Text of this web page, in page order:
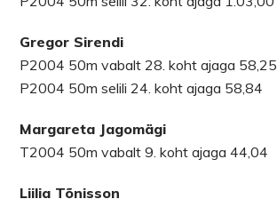
Gregor Sirendi
P2004 50m vabalt 28. koht ajaga 58,25
P2004 50m selili 24. koht ajaga 58,84
Margareta Jagomägi
T2004 50m vabalt 9. koht ajaga 44,04
Liilia Tõnisson